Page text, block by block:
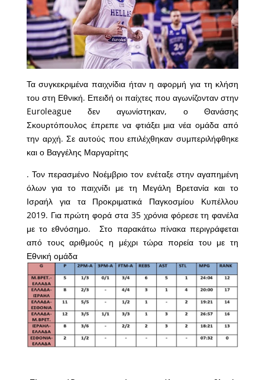
Τα συγκεκριμένα παιχνίδια ήταν η αφορμή για τη κλήση
του στη Εθνική. Επειδή οι παίχτες που αγωνίζονταν στην
Euroleague δεν αγωνίστηκαν, ο Θανάσης
Σκουρτόπουλος έπρεπε να φτιάξει μια νέα ομάδα από
την αρχή. Σε αυτούς που επιλέχθηκαν συμπεριλήφθηκε
και ο Βαγγέλης Μαργαρίτης
. Τον περασμένο Νοέμβριο τον ενέταξε στην αγαπημένη
όλων για το παιχνίδι με τη Μεγάλη Βρετανία και το
Ισραήλ για τα Προκριματικά Παγκοσμίου Κυπέλλου
2019. Για πρώτη φορά στα 35 χρόνια φόρεσε τη φανέλα
με το εθνόσημο. Στο παρακάτω πίνακα περιγράφεται
από τους αριθμούς η μέχρι τώρα πορεία του με τη
Εθνική ομάδα